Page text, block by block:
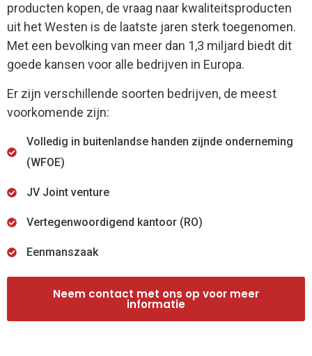
producten kopen, de vraag naar kwaliteitsproducten
uit het Westen is de laatste jaren sterk toegenomen.
Met een bevolking van meer dan 1,3 miljard biedt dit
goede kansen voor alle bedrijven in Europa.
Er zijn verschillende soorten bedrijven, de meest
voorkomende zijn:
Volledig in buitenlandse handen zijnde onderneming
(WFOE)
JV Joint venture
Vertegenwoordigend kantoor (RO)
Eenmanszaak
Neem contact met ons op voor meer
informatie